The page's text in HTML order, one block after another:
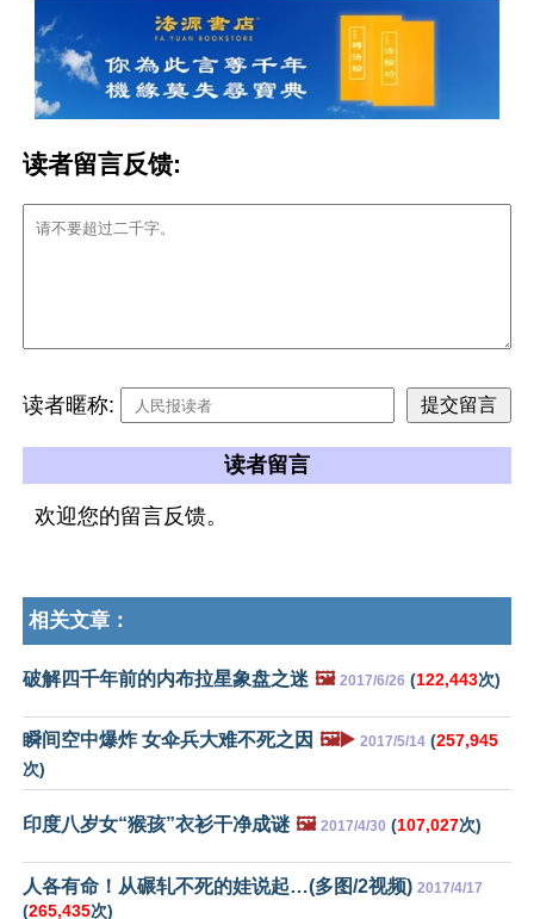
读者留言反馈:
读者暱称:
读者留言
欢迎您的留言反馈。
相关文章：
破解四千年前的内布拉星象盘之迷 🖼️ 2017/6/26 (122,443次)
瞬间空中爆炸 女伞兵大难不死之因 🖼️▶️ 2017/5/14 (257,945
次)
印度八岁女“猴孩”衣衫干净成谜 🖼️ 2017/4/30 (107,027次)
人各有命！从碾轧不死的娃说起…(多图/2视频) 2017/4/17
(265,435次)